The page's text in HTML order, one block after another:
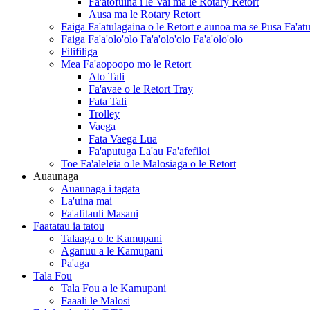
Ausa ma le Rotary Retort
Faiga Fa'atulagaina o le Retort e aunoa ma se Pusa
Faiga Fa'a'olo'olo Fa'a'olo'olo Fa'a'olo'olo
Filifiliga
Mea Fa'aopoopo mo le Retort
Ato Tali
Fa'avae o le Retort Tray
Fata Tali
Trolley
Vaega
Fata Vaega Lua
Fa'aputuga La'au Fa'afefiloi
Toe Fa'aleleia o le Malosiaga o le Retort
Auaunaga
Auaunaga i tagata
La'uina mai
Fa'afitauli Masani
Faatatau ia tatou
Talaaga o le Kamupani
Aganuu a le Kamupani
Pa'aga
Tala Fou
Tala Fou a le Kamupani
Faaali le Malosi